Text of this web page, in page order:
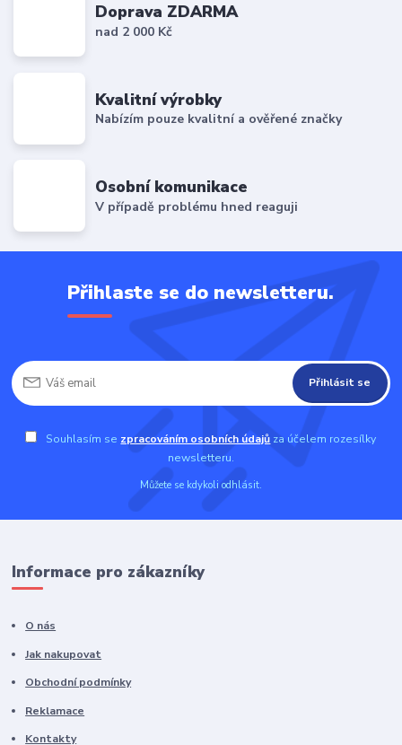
Doprava ZDARMA
nad 2 000 Kč
Kvalitní výrobky
Nabízím pouze kvalitní a ověřené značky
Osobní komunikace
V případě problému hned reaguji
Přihlaste se do newsletteru.
Přihlásit se
Souhlasím se zpracováním osobních údajů za účelem rozesílky
newsletteru.
Můžete se kdykoli odhlásit.
Informace pro zákazníky
O nás
Jak nakupovat
Obchodní podmínky
Reklamace
Kontakty